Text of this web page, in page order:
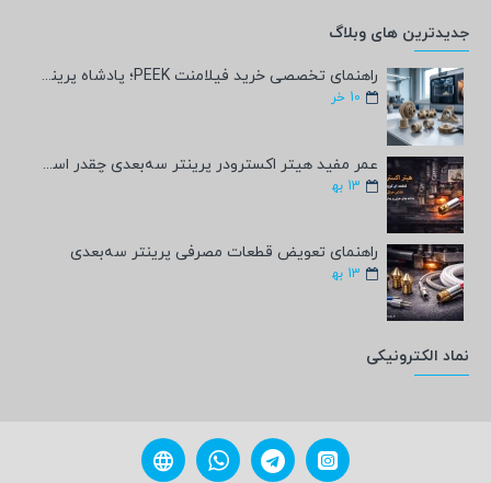
جدیدترین های وبلاگ
راهنمای تخصصی خرید فیلامنت PEEK؛ پادشاه پرینت سه‌بعدی صنعتی و پزشکی + مشخصات فنی
10 خر
عمر مفید هیتر اکسترودر پرینتر سه‌بعدی چقدر است؟
13 به‍
راهنمای تعویض قطعات مصرفی پرینتر سه‌بعدی
13 به‍
نماد الکترونیکی